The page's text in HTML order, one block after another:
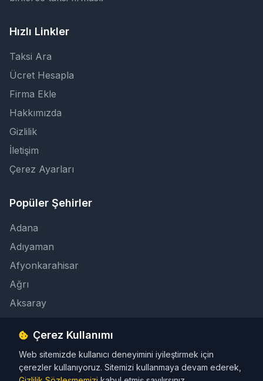
Hızlı Linkler
Taksi Ara
Ücret Hesapla
Firma Ekle
Hakkımızda
Gizlilik
İletişim
Çerez Ayarları
Popüler Şehirler
Adana
Adıyaman
Afyonkarahisar
Ağrı
Aksaray
İletişim
info@taksicibul.com
Çerez Kullanımı
Web sitemizde kullanıcı deneyimini iyileştirmek için
çerezler kullanıyoruz. Sitemizi kullanmaya devam ederek,